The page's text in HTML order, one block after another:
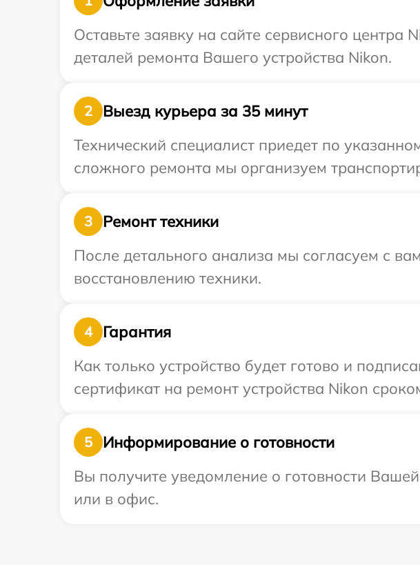
Оставьте заявку на сайте сервисного
деталей ремонта Вашего устройства Nikon.
2
Выезд курьера за 35 минут
Технический специалист приедет по
сложного ремонта мы организуем
3
Ремонт техники
После детального анализа мы согласуем с
восстановлению техники.
4
Гарантия
Как только устройство будет готово и
сертификат на ремонт устройства Nikon
5
Информирование о готовности
Вы получите уведомление о готовности
или в офис.